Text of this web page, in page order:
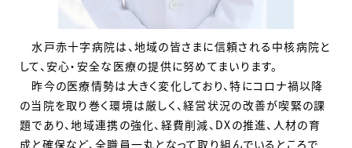
水戸赤十字病院は、地域の皆さまに信頼される中核病院と
して、安心・安全な医療の提供に努めてまいります。
昨今の医療情勢は大きく変化しており、特にコロナ禍以降
の当院を取り巻く環境は厳しく、経営状況の改善が喫緊の課
題であり、地域連携の強化、経費削減、DXの推進、人材の育
成と確保など、全職員一丸となって取り組んでいるところで